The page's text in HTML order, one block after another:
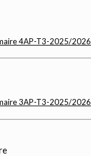
4AP-T3-2025/2026
3AP-T3-2025/2026